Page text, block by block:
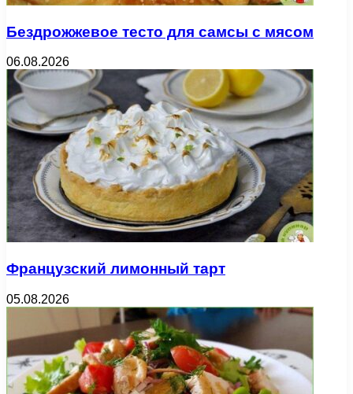
Бездрожжевое тесто для самсы с мясом
06.08.2026
Французский лимонный тарт
05.08.2026